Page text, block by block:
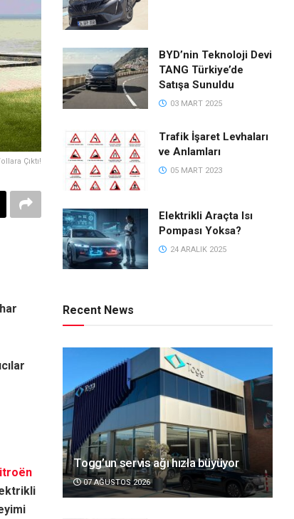
Çıktı!
BYD’nin Teknoloji Devi
TANG Türkiye’de
Satışa Sunuldu
03 MART 2025
Trafik İşaret Levhaları
ve Anlamları
05 MART 2023
Elektrikli Araçta Isı
Pompası Yoksa?
24 ARALIK 2025
Recent News
Togg’un servis ağı hızla büyüyor
07 AĞUSTOS 2026